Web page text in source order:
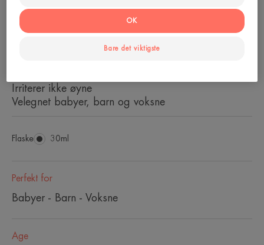
Beskyttet og hydrert hud
Langvarig fukt
Irriterer ikke øyne
Velegnet babyer, barn og voksne
Flaske Flaske
30ml
Perfekt for
Babyer - Barn - Voksne
Age
Bare det viktigste
OK